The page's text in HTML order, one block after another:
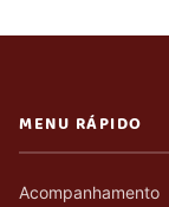
MENU RÁPIDO
Acompanhamento